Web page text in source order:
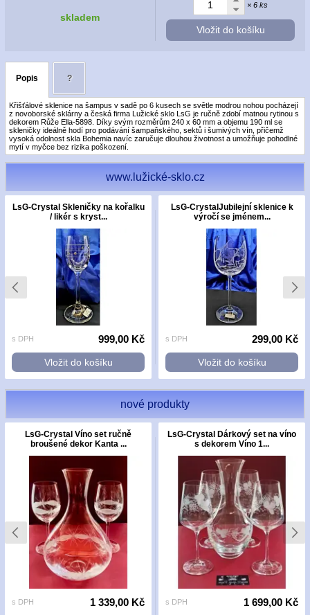
skladem
× 6 ks
Vložit do košíku
Popis ?
Křišťálové sklenice na šampus v sadě po 6 kusech se světle modrou nohou pocházejí
z novoborské sklárny a česká firma Lužické sklo LsG je ručně zdobí matnou rytinou s
dekorem Růže Ella-5898. Díky svým rozměrům 240 x 60 mm a objemu 190 ml se
skleničky ideálně hodí pro podávání šampaňského, sektů i šumivých vín, přičemž
vysoká odolnost skla Bohemia navíc zaručuje dlouhou životnost a umožňuje pohodlné
mytí v myčce bez rizika poškození.
www.lužické-sklo.cz
LsG-Crystal Skleničky na kořalku
/ likér s kryst...
s DPH 999,00 Kč
Vložit do košíku
LsG-CrystalJubilejní sklenice k
výročí se jménem...
s DPH 299,00 Kč
Vložit do košíku
nové produkty
LsG-Crystal Víno set ručně
broušené dekor Kanta ...
s DPH 1 339,00 Kč
LsG-Crystal Dárkový set na víno
s dekorem Víno 1...
s DPH 1 699,00 Kč